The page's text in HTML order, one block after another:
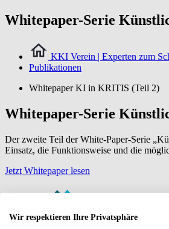
Whitepaper-Serie
KKI Verein | Experten zum
Publikationen
Whitepaper KI in KRITIS (Teil 2)
Whitepaper-Serie
Der zweite Teil der White-Paper-Serie
Einsatz, die Funktionsweise und die
Jetzt Whitepaper lesen
Wir respektieren Ihre Privatsphäre